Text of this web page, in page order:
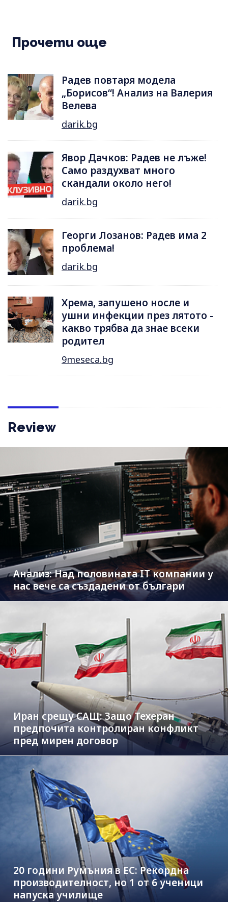
Прочети още
Радев повтаря модела
„Борисов“! Анализ на Валерия
Велева
darik.bg
Явор Дачков: Радев не лъже!
Само раздухват много
скандали около него!
darik.bg
Георги Лозанов: Радев има 2
проблема!
darik.bg
Хрема, запушено носле и
ушни инфекции през лятотo -
какво трябва да знае всеки
родител
9meseca.bg
Review
Анализ: Над половината IT компании у
нас вече са създадени от българи
Иран срещу САЩ: Защо Техеран
предпочита контролиран конфликт
пред мирен договор
20 години Румъния в ЕС: Рекордна
производителност, но 1 от 6 ученици
напуска училище